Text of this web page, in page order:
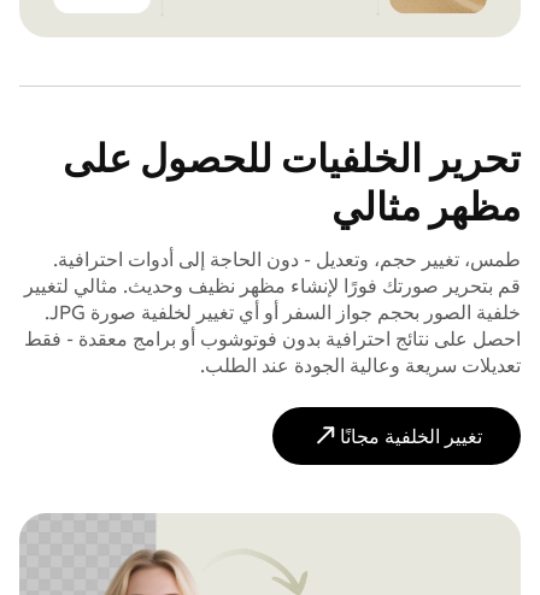
تحرير الخلفيات للحصول على
مظهر مثالي
طمس، تغيير حجم، وتعديل - دون الحاجة إلى أدوات احترافية.
قم بتحرير صورتك فورًا لإنشاء مظهر نظيف وحديث. مثالي لتغيير
خلفية الصور بحجم جواز السفر أو أي تغيير لخلفية صورة JPG.
احصل على نتائج احترافية بدون فوتوشوب أو برامج معقدة - فقط
تعديلات سريعة وعالية الجودة عند الطلب.
تغيير الخلفية مجانًا